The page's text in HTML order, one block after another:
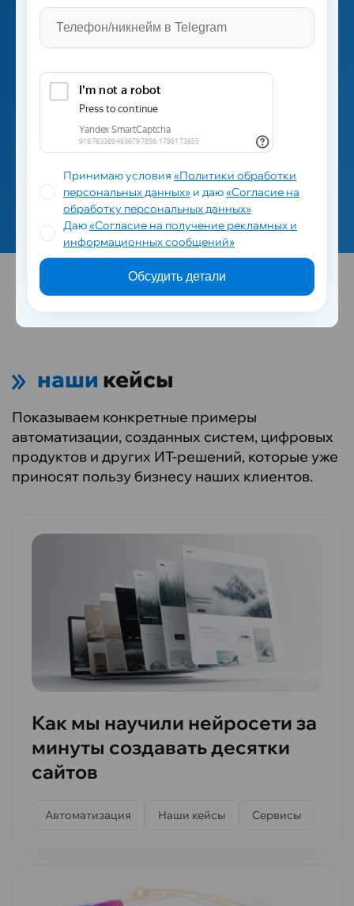
Принимаю условия «Политики обработки
персональных данных» и даю«Согласие на
обработку персональных данных»
Даю«Согласие на получение рекламных и
информационных сообщений»
Обсудить детали
Оставьте заявку. В ней вы можете кратко описать ваш
проект.
Мы подготовим предварительную оценку и
свяжемся с вами для уточнения деталей.
Оставить заявку
наши кейсы
Показываем конкретные примеры
автоматизации, созданных систем, цифровых
продуктов и других ИT-решений, которые уже
приносят пользу бизнесу наших клиентов.
Как мы научили нейросети за
минуты создавать десятки
сайтов
Автоматизация Наши кейсы Сервисы